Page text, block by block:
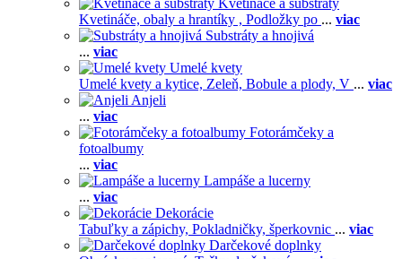
Kvetináče a substráty
Kvetináče, obaly a hrantíky , Podložky po ... viac
Substráty a hnojivá
... viac
Umelé kvety
Umelé kvety a kytice, Zeleň, Bobule a plody, V ... viac
Anjeli
... viac
Fotorámčeky a
fotoalbumy
... viac
Lampáše a lucerny
... viac
Dekorácie
Tabuľky a zápichy, Pokladničky, šperkovnic ... viac
Darčekové doplnky